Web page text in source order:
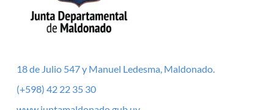
18 de Julio 547 y Manuel Ledesma, Maldonado.
(+598) 42 22 35 30